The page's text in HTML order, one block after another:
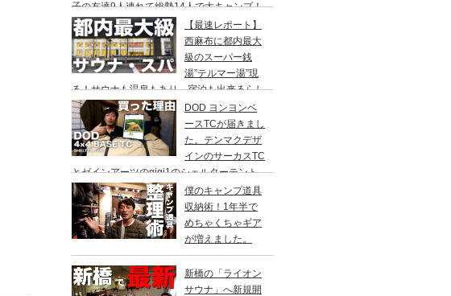
子の友達9人連れて総勢14人で大キャンプ！
めちゃくちゃ疲れたぞ。
【最速レポート】
西麻布に都内最大
級のスーパー銭
湯”テルマー湯”現
る！サウナも温泉もあり、宿泊も出来るらし
い♪
DOD ヨンヨンベ
ースTCが届きまし
た。テンマクデザ
インのサーカスTC
とゼインアーツのgigi1のシェルターテント
と比較検討をし、購入に至った理由。
僕のキャンプ道具
収納術！1年半で
めちゃくちゃギア
が増えました。
新橋の「ライオン
サウナ」へ新規開